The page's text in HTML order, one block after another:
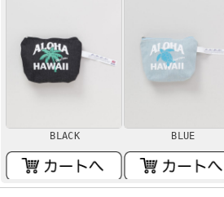
BLACK BLUE